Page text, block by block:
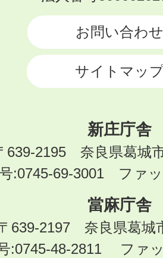
お問い合わせ
サイトマッ
新庄庁舎
639-2195 奈良県葛城
:0745-69-3001 ファ
當麻庁舎
639-2197 奈良県葛城
:0745-48-2811 ファ